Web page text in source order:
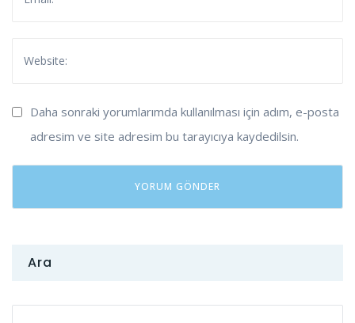
Daha sonraki yorumlarımda kullanılması için adım, e-posta
adresim ve site adresim bu tarayıcıya kaydedilsin.
Ara